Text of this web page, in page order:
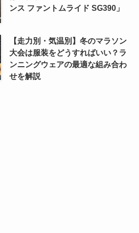
ンス ファントムライド SG390」
【走力別・気温別】冬のマラソン
大会は服装をどうすればいい？ラ
ンニングウェアの最適な組み合わ
せを解説